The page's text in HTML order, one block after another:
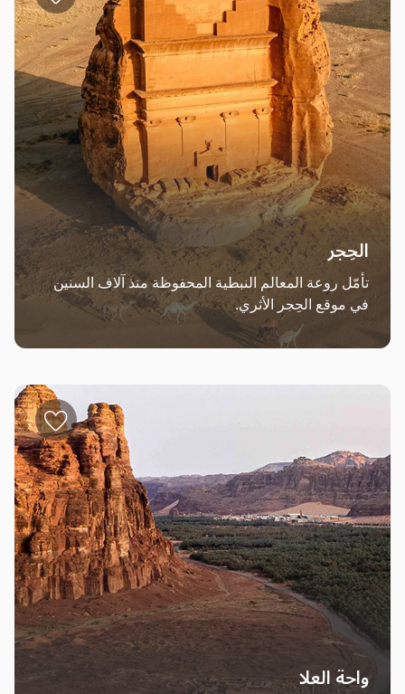
الحِجر
تأمّل روعة المعالم النبطية المحفوظة منذ آلاف السنين
في موقع الحِجر الأثري.
واحة العلا